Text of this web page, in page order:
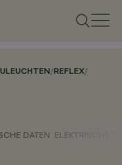
/REFLEX/
DATEN ELEKTRISCHE